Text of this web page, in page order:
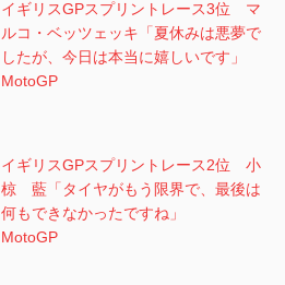
イギリスGPスプリントレース3位 マ
ルコ・ベッツェッキ「夏休みは悪夢で
したが、今日は本当に嬉しいです」
MotoGP
イギリスGPスプリントレース2位 小
椋 藍「タイヤがもう限界で、最後は
何もできなかったですね」
MotoGP